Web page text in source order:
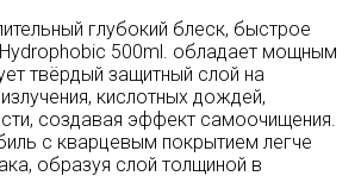
глубокий блеск, быстрое
Hydrophobic 500ml. обладает мощным
твёрдый защитный слой на
кислотных дождей,
создавая эффект самоочищения.
с кварцевым покрытием легче
образуя слой толщиной в